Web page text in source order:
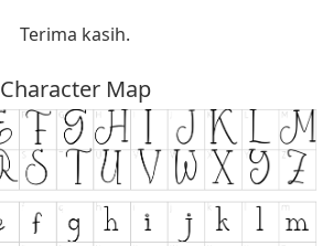
Terima kasih.
Character Map